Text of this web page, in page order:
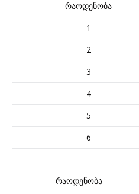
რაოდენობა
1
2
3
4
5
6
რაოდენობა